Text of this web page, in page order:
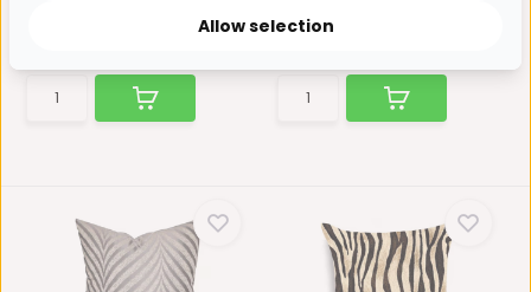
Op voorraad
Allow selection